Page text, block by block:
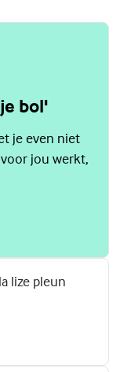
bol'
je even niet
jou werkt,
lize pleun